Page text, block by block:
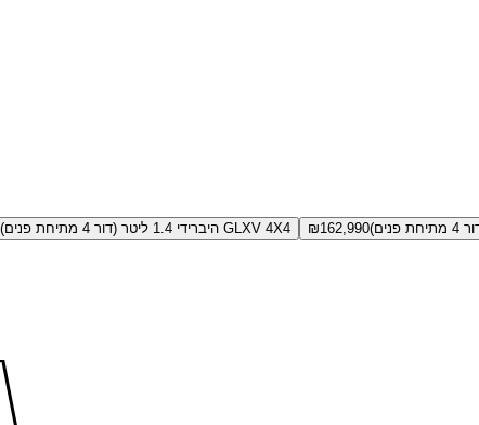
₪162,990 GLXV 4X4 היברידי 1.4 ליטר (דור 4 מתיחת פנים)